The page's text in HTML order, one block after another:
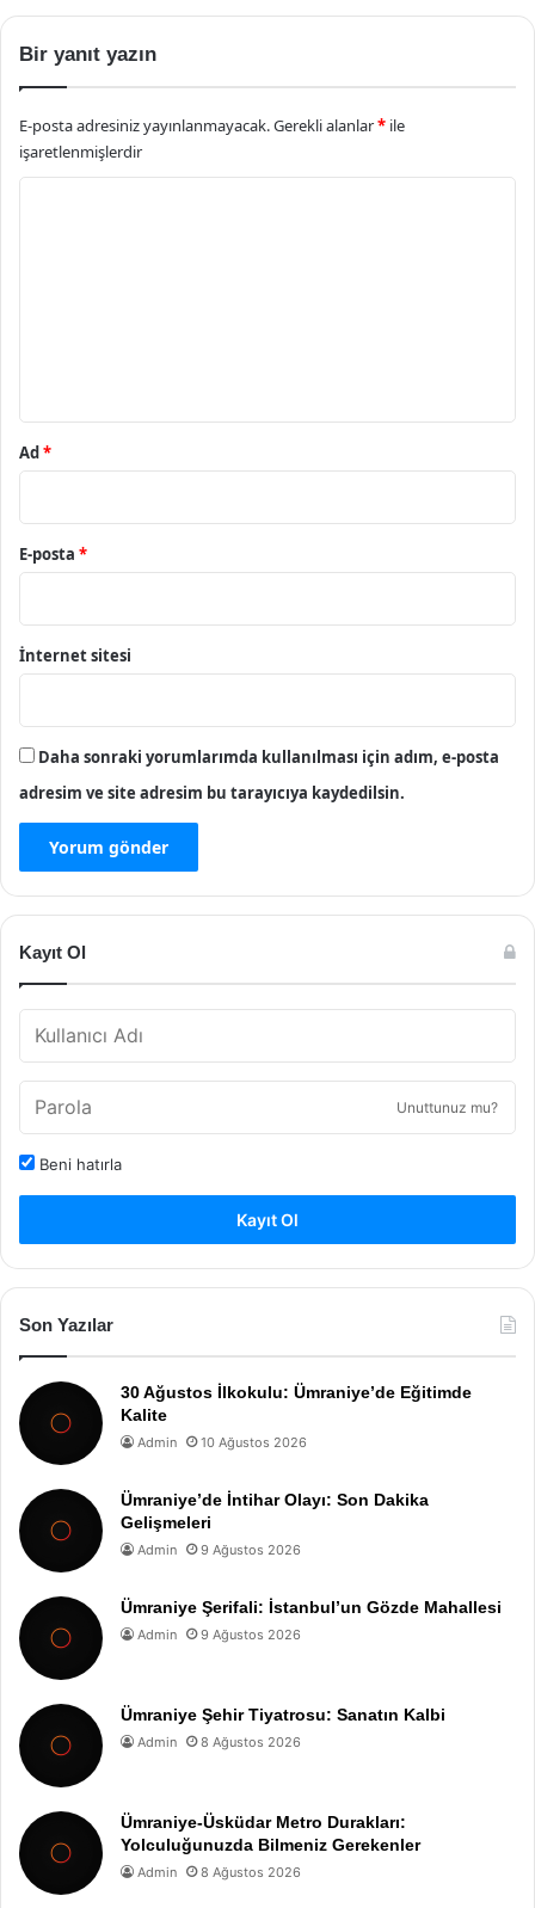
Bir yanıt yazın
E-posta adresiniz yayınlanmayacak.Gerekli alanlar* ile
işaretlenmişlerdir
Ad*
E-posta *
İnternet sitesi
Daha sonraki yorumlarımda kullanılması için adım, e-posta
adresim ve site adresim bu tarayıcıya kaydedilsin.
Kayıt Ol
Unuttunuz mu?
Beni hatırla
Kayıt Ol
Son Yazılar
30 Ağustos İlkokulu: Ümraniye’de Eğitimde
Kalite
Admin 10 Ağustos 2026
Ümraniye’de İntihar Olayı: Son Dakika
Gelişmeleri
Admin 9 Ağustos 2026
Ümraniye Şerifali: İstanbul’un Gözde Mahallesi
Admin 9 Ağustos 2026
Ümraniye Şehir Tiyatrosu: Sanatın Kalbi
Admin 8 Ağustos 2026
Ümraniye-Üsküdar Metro Durakları:
Yolculuğunuzda Bilmeniz Gerekenler
Admin 8 Ağustos 2026